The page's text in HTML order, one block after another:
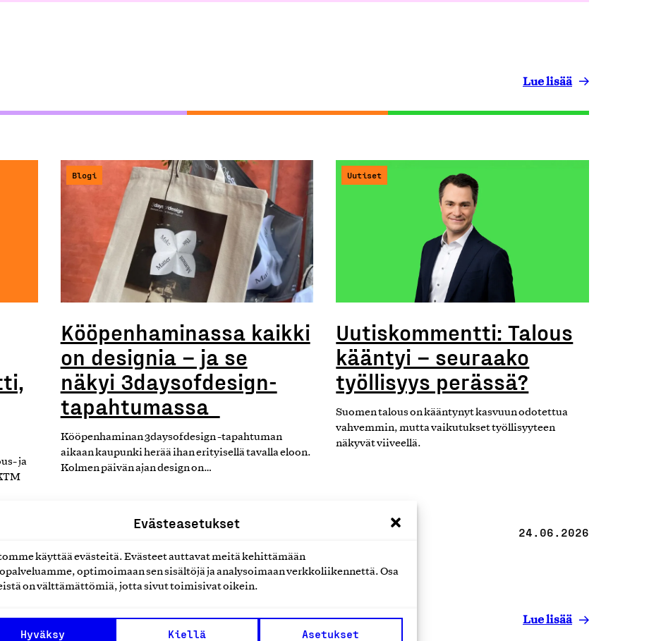
Evästeasetukset
käyttää evästeitä. Evästeet auttavat meitä kehittämään
optimoimaan sen sisältöjä ja analysoimaan verkkoliikennettä. Osa
on välttämättömiä, jotta sivut toimisivat oikein.
Hyväksy Kiellä Asetukset
Lue lisää
ja
Blogi
Kööpenhaminassa kaikki
on designia – ja se
näkyi 3daysofdesign-
tapahtumassa
Kööpenhaminan 3daysofdesign -tapahtuman
aikaan kaupunki herää ihan erityisellä tavalla eloon.
Kolmen päivän ajan design on…
Uutiset
Uutiskommentti: Talous
kääntyi – seuraako
työllisyys perässä?
Suomen talous on kääntynyt kasvuun odotettua
vahvemmin, mutta vaikutukset työllisyyteen
näkyvät viiveellä.
24.06.2026
merkit Lue lisää